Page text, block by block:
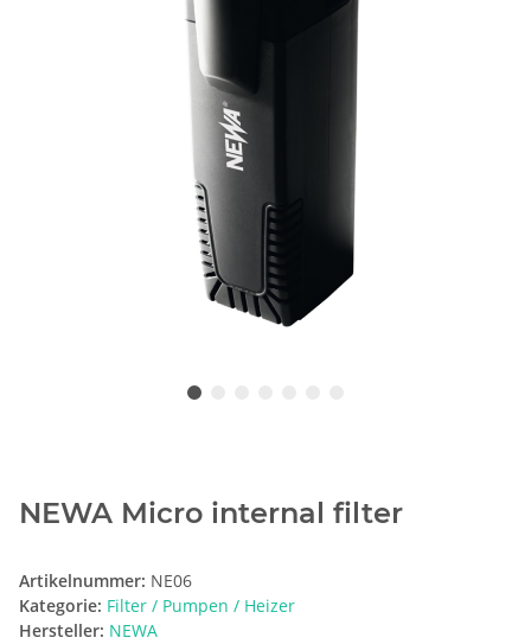
NEWA Micro internal filter
Artikelnummer: NE06
Kategorie: Filter / Pumpen / Heizer
Hersteller: NEWA